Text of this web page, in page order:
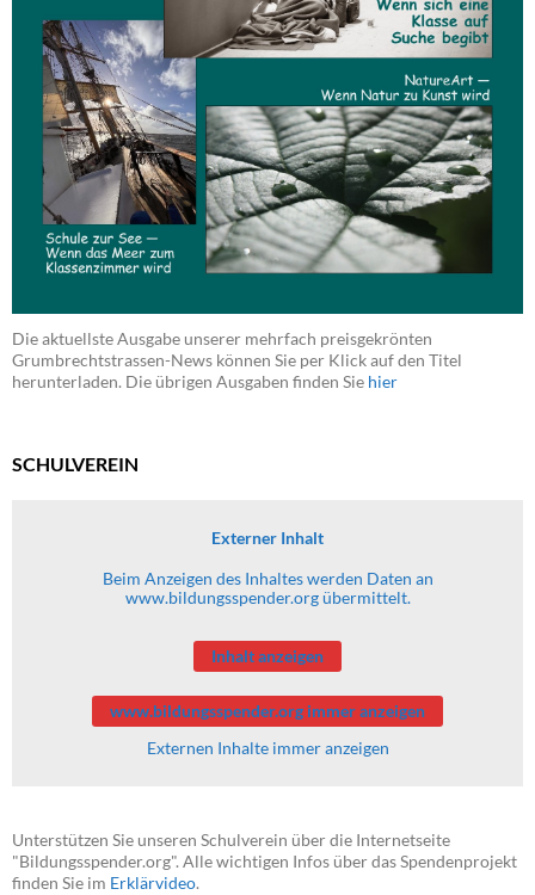
Die aktuellste Ausgabe unserer mehrfach preisgekrönten
Grumbrechtstrassen-News können Sie per Klick auf den Titel
herunterladen. Die übrigen Ausgaben finden Sie hier
SCHULVEREIN
Externer Inhalt
Beim Anzeigen des Inhaltes werden Daten an
www.bildungsspender.org übermittelt.
Inhalt anzeigen
www.bildungsspender.org immer anzeigen
Externen Inhalte immer anzeigen
Unterstützen Sie unseren Schulverein über die Internetseite
"Bildungsspender.org". Alle wichtigen Infos über das Spendenprojekt
finden Sie im Erklärvideo.